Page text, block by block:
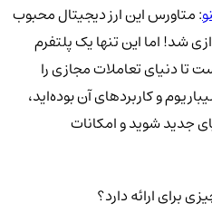
: متاورس این ارز دیجیتال محبوب
شد! اما این تنها یک پلتفرم
دنیای تعاملات مجازی را
و کاربردهای آن بوده‌اید،
جدید شوید و امکانات
ارائه دارد؟